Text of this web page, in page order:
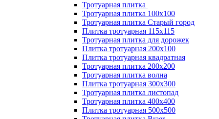
Тротуарная плитка
Тротуарная плитка 100x100
Тротуарная плитка Старый город
Плитка тротуарная 115x115
Тротуарная плитка для дорожек
Плитка тротуарная 200х100
Плитка тротуарная квадратная
Тротуарная плитка 200х200
Тротуарная плитка волна
Плитка тротуарная 300х300
Тротуарная плитка листопад
Тротуарная плитка 400х400
Плитка тротуарная 500x500